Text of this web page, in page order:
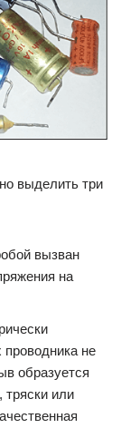
выделить три
вызван
на
проводника не
образуется
тряски или